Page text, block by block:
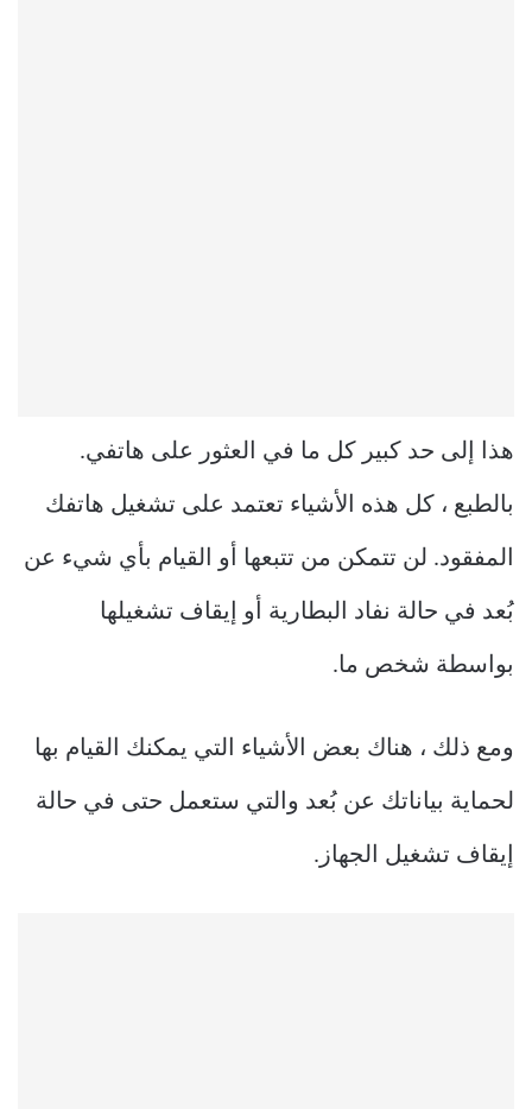
هذا إلى حد كبير كل ما في العثور على هاتفي.
بالطبع ، كل هذه الأشياء تعتمد على تشغيل هاتفك
المفقود. لن تتمكن من تتبعها أو القيام بأي شيء عن
بُعد في حالة نفاد البطارية أو إيقاف تشغيلها
بواسطة شخص ما.
ومع ذلك ، هناك بعض الأشياء التي يمكنك القيام بها
لحماية بياناتك عن بُعد والتي ستعمل حتى في حالة
إيقاف تشغيل الجهاز.